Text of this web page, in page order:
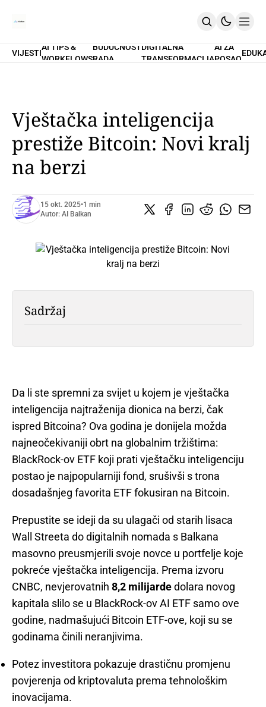
Home
PRETPLATI SE
VIJESTI
AI TIPS &
WORKFLOWS
BUDUĆNOST
RADA
DIGITALNA
TRANSFORMACIJA
AI ZA
POSAO
Vještačka inteligencija
prestiže Bitcoin: Novi kralj
na berzi
15 okt. 2025•1 min
Autor: AI Balkan
Sadržaj
Da li ste spremni za svijet u kojem je vještačka
inteligencija najtraženija dionica na berzi, čak
ispred Bitcoina? Ova godina je donijela možda
najneočekivaniji obrt na globalnim tržištima:
BlackRock-ov ETF koji prati vještačku inteligenciju
postao je najpopularniji fond, srušivši s trona
dosadašnjeg favorita ETF fokusiran na Bitcoin.
Prepustite se ideji da su ulagači od starih lisaca
Wall Streeta do digitalnih nomada s Balkana
masovno preusmjerili svoje novce u portfelje koje
pokreće vještačka inteligencija. Prema izvoru
CNBC, nevjerovatnih 8,2 milijardedolara novog
kapitala slilo se u BlackRock-ov AI ETF samo ove
godine, nadmašujući Bitcoin ETF-ove, koji su se
godinama činili neranjivima.
Potez investitora pokazuje drastičnu promjenu
povjerenja od kriptovaluta prema tehnološkim
inovacijama.